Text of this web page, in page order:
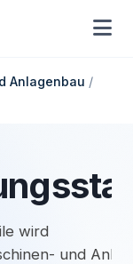
Anlagenbau /
wird
und